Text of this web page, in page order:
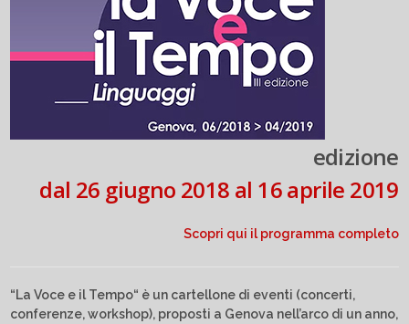
edizione
dal 26 giugno 2018 al 16 aprile 2019
Scopri qui il programma completo
“La Voce e il Tempo“ è un cartellone di eventi (concerti,
conferenze, workshop), proposti a Genova nell’arco di un anno,